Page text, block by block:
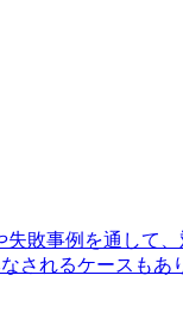
敗事例を通して
されるケースも